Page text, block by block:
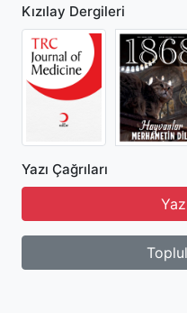
Kızılay Dergileri
Yazı Çağrıları